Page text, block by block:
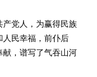
产党人，为赢得民族
人民幸福，前仆后
献，谱写了气吞山河